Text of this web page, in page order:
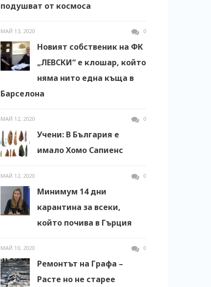
подушват от космоса
МАЙ 13, 2020 0
Новият собственик на ФК
„ЛЕВСКИ“ е клошар, който
няма нито една къща в
Барселона
МАЙ 12, 2020 0
Учени: В България е
имало Хомо Сапиенс
МАЙ 12, 2020 0
Минимум 14 дни
карантина за всеки,
който почива в Гърция
МАЙ 10, 2020 0
Ремонтът на Графа –
Расте но не старее